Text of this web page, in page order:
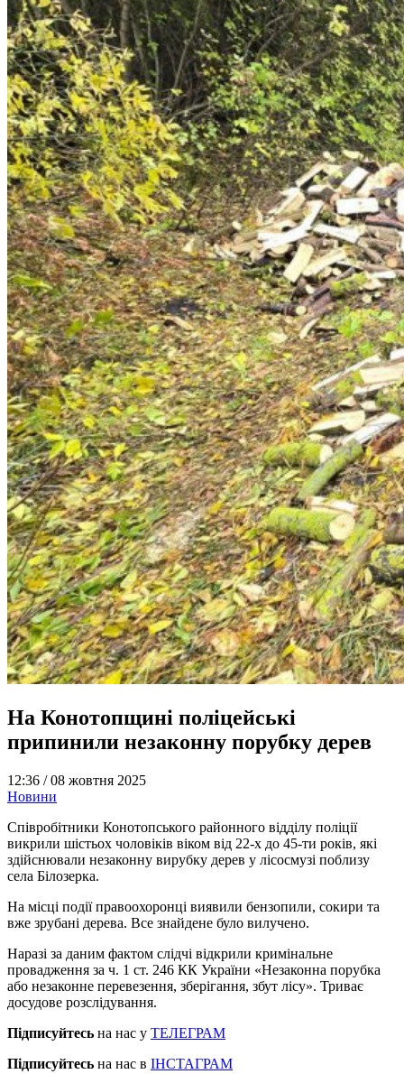
На Конотопщині поліцейські
припинили незаконну порубку дерев
12:36 /08 жовтня 2025
Новини
Співробітники Конотопського районного відділу поліції
викрили шістьох чоловіків віком від 22-х до 45-ти років, які
здійснювали незаконну вирубку дерев у лісосмузі поблизу
села Білозерка.
На місці події правоохоронці виявили бензопили, сокири та
вже зрубані дерева. Все знайдене було вилучено.
Наразі за даним фактом слідчі відкрили кримінальне
провадження за ч. 1 ст. 246 КК України «Незаконна порубка
або незаконне перевезення, зберігання, збут лісу». Триває
досудове розслідування.
Підписуйтесь на нас у ТЕЛЕГРАМ
Підписуйтесь на нас в ІНСТАГРАМ